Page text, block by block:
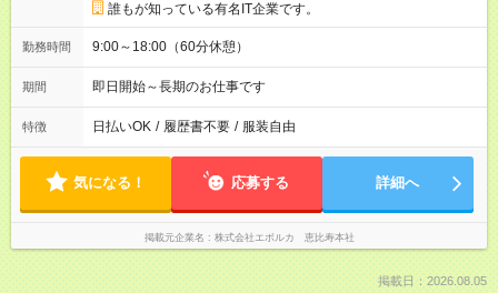
誰もが知っている有名IT企業です。
勤務時間 9:00～18:00（60分休憩）
期間 即日開始～長期のお仕事です
特徴 日払いOK / 履歴書不要 / 服装自由
気になる！ 応募する 詳細へ
掲載元企業名 株式会社エボルカ 恵比寿本社
掲載日：2026.08.05